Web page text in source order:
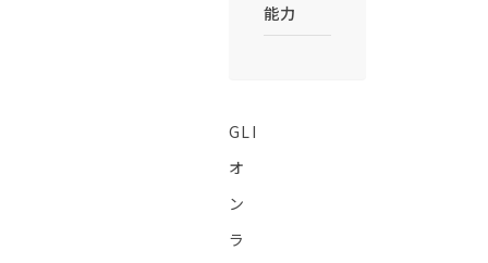
能力
GLI
オ
ン
ラ